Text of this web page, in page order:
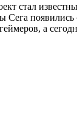
стал
Сега
а